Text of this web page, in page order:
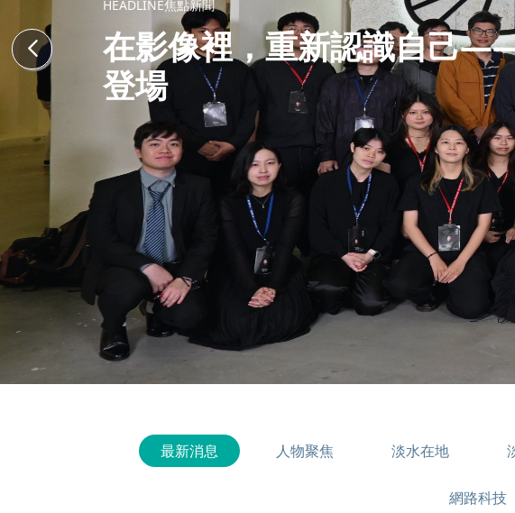
HEADLINE焦點新聞
在影像裡，重新認識自己
登場
最新消息 人物聚焦 淡水在地
網路科技